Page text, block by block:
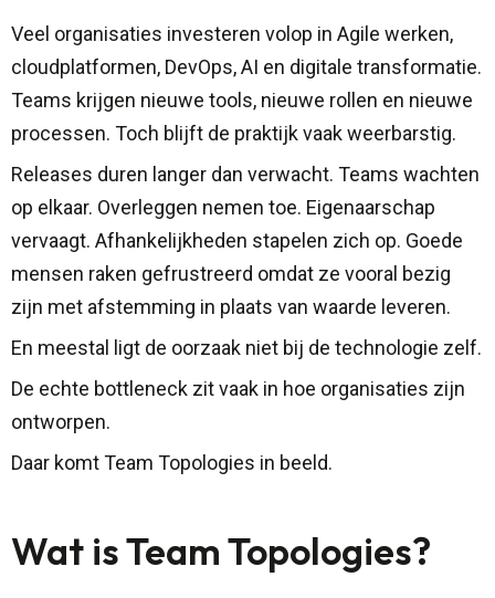
Veel organisaties investeren volop in Agile werken,
cloudplatformen, DevOps, AI en digitale transformatie.
Teams krijgen nieuwe tools, nieuwe rollen en nieuwe
processen. Toch blijft de praktijk vaak weerbarstig.
Releases duren langer dan verwacht. Teams wachten
op elkaar. Overleggen nemen toe. Eigenaarschap
vervaagt. Afhankelijkheden stapelen zich op. Goede
mensen raken gefrustreerd omdat ze vooral bezig
zijn met afstemming in plaats van waarde leveren.
En meestal ligt de oorzaak niet bij de technologie zelf.
De echte bottleneck zit vaak in hoe organisaties zijn
ontworpen.
Daar komt Team Topologies in beeld.
Wat is Team Topologies?